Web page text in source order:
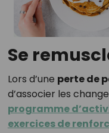
Se
Lors d’une perte de
d’associer les
programme
exercices de